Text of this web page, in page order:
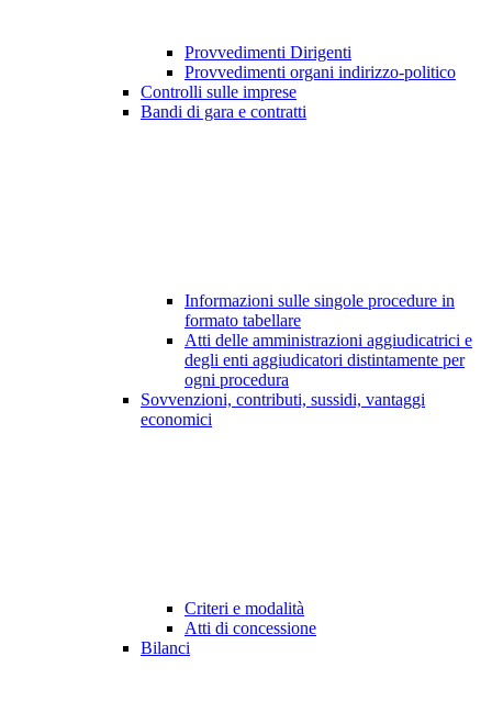
Provvedimenti Dirigenti
Provvedimenti organi indirizzo-politico
Controlli sulle imprese
Bandi di gara e contratti
Informazioni sulle singole procedure in
formato tabellare
Atti delle amministrazioni aggiudicatrici e
degli enti aggiudicatori distintamente per
ogni procedura
Sovvenzioni, contributi, sussidi, vantaggi
economici
Criteri e modalità
Atti di concessione
Bilanci